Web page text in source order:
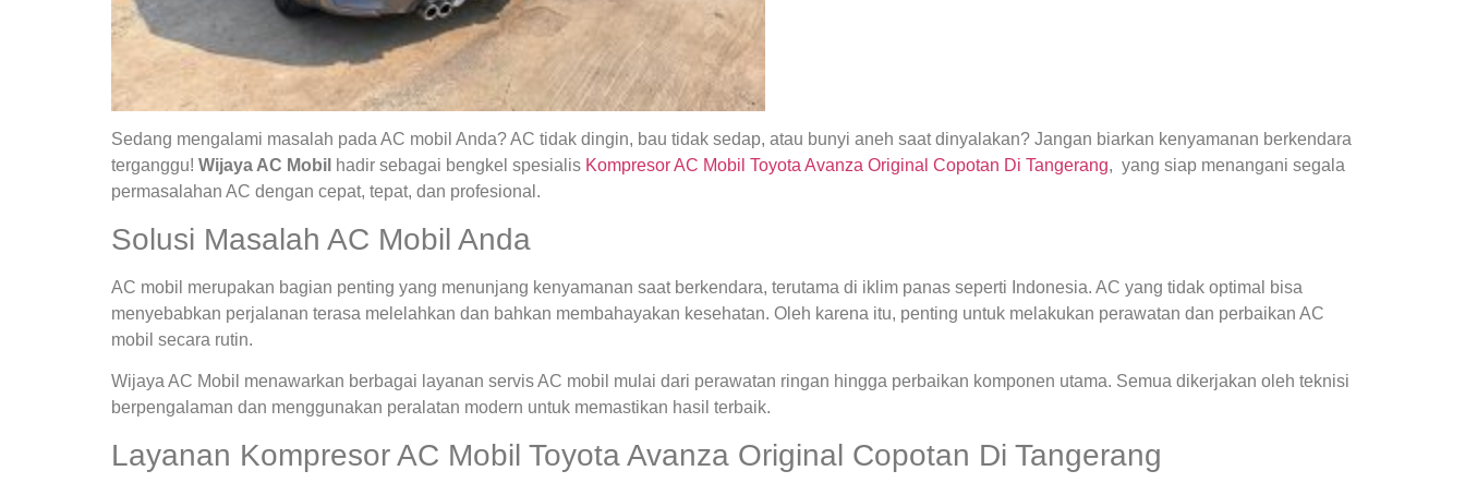
Sedang mengalami masalah pada AC mobil Anda? AC tidak dingin, bau tidak sedap, atau bunyi aneh saat dinyalakan? Jangan biarkan kenyamanan berkendara
terganggu! Wijaya AC Mobil hadir sebagai bengkel spesialis Kompresor AC Mobil Toyota Avanza Original Copotan Di Tangerang, yang siap menangani segala
permasalahan AC dengan cepat, tepat, dan profesional.
Solusi Masalah AC Mobil Anda
AC mobil merupakan bagian penting yang menunjang kenyamanan saat berkendara, terutama di iklim panas seperti Indonesia. AC yang tidak optimal bisa
menyebabkan perjalanan terasa melelahkan dan bahkan membahayakan kesehatan. Oleh karena itu, penting untuk melakukan perawatan dan perbaikan AC
mobil secara rutin.
Wijaya AC Mobil menawarkan berbagai layanan servis AC mobil mulai dari perawatan ringan hingga perbaikan komponen utama. Semua dikerjakan oleh teknisi
berpengalaman dan menggunakan peralatan modern untuk memastikan hasil terbaik.
Layanan Kompresor AC Mobil Toyota Avanza Original Copotan Di Tangerang